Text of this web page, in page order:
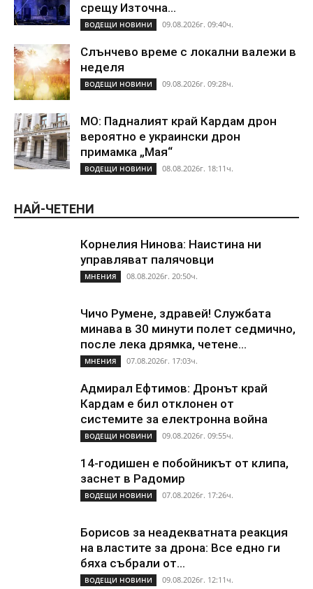
срещу Източна...
ВОДЕЩИ НОВИНИ 09.08.2026г. 09:40ч.
Слънчево време с локални валежи в
неделя
ВОДЕЩИ НОВИНИ 09.08.2026г. 09:28ч.
МО: Падналият край Кардам дрон
вероятно е украински дрон
примамка „Мая“
ВОДЕЩИ НОВИНИ 08.08.2026г. 18:11ч.
НАЙ-ЧЕТЕНИ
Корнелия Нинова: Наистина ни
управляват палячовци
МНЕНИЯ 08.08.2026г. 20:50ч.
Чичо Румене, здравей! Службата
минава в 30 минути полет седмично,
после лека дрямка, четене...
МНЕНИЯ 07.08.2026г. 17:03ч.
Адмирал Ефтимов: Дронът край
Кардам е бил отклонен от
системите за електронна война
ВОДЕЩИ НОВИНИ 09.08.2026г. 09:55ч.
14-годишен е побойникът от клипа,
заснет в Радомир
ВОДЕЩИ НОВИНИ 07.08.2026г. 17:26ч.
Борисов за неадекватната реакция
на властите за дрона: Все едно ги
бяха събрали от...
ВОДЕЩИ НОВИНИ 09.08.2026г. 12:11ч.